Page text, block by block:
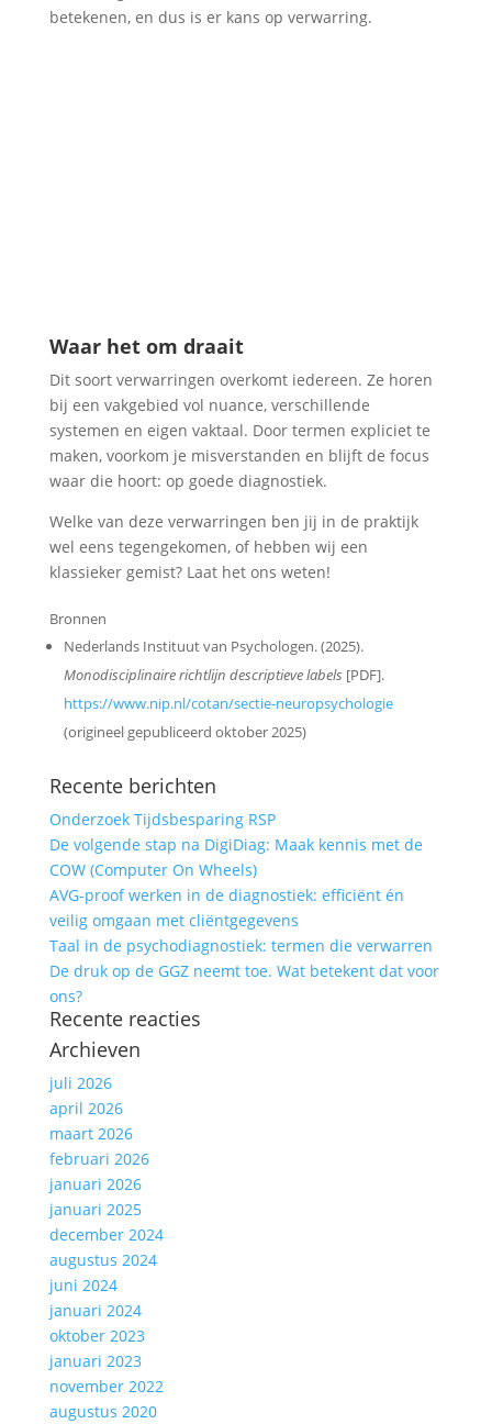
betekenen, en dus is er kans op verwarring.
Waar het om draait
Dit soort verwarringen overkomt iedereen. Ze horen
bij een vakgebied vol nuance, verschillende
systemen en eigen vaktaal. Door termen expliciet te
maken, voorkom je misverstanden en blijft de focus
waar die hoort: op goede diagnostiek.
Welke van deze verwarringen ben jij in de praktijk
wel eens tegengekomen, of hebben wij een
klassieker gemist? Laat het ons weten!
Bronnen
Nederlands Instituut van Psychologen. (2025).
Monodisciplinaire richtlijn descriptieve labels [PDF].
https://www.nip.nl/cotan/sectie-neuropsychologie
(origineel gepubliceerd oktober 2025)
Recente berichten
Onderzoek Tijdsbesparing RSP
De volgende stap na DigiDiag: Maak kennis met de
COW (Computer On Wheels)
AVG-proof werken in de diagnostiek: efficiënt én
veilig omgaan met cliëntgegevens
Taal in de psychodiagnostiek: termen die verwarren
De druk op de GGZ neemt toe. Wat betekent dat voor
ons?
Recente reacties
Archieven
juli 2026
april 2026
maart 2026
februari 2026
januari 2026
januari 2025
december 2024
augustus 2024
juni 2024
januari 2024
oktober 2023
januari 2023
november 2022
augustus 2020